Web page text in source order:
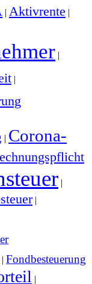
| Aktivrente |
|
|
| Corona-
|
|
| Fondbesteuerung
|